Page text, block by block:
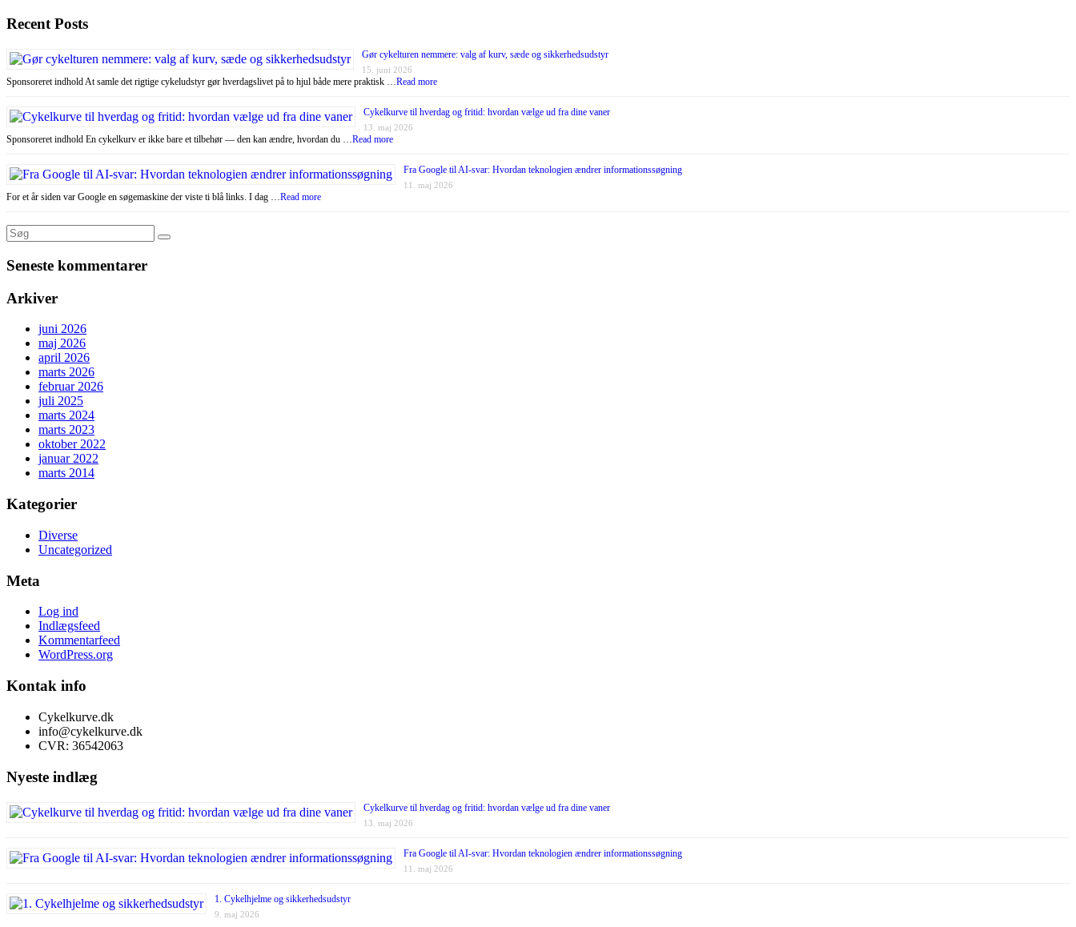
Recent Posts
Gør cykelturen nemmere: valg af kurv, sæde og sikkerhedsudstyr
15. juni 2026
Sponsoreret indhold At samle det rigtige cykeludstyr gør hverdagslivet på to hjul både mere praktisk …Read more
Cykelkurve til hverdag og fritid: hvordan vælge ud fra dine vaner
13. maj 2026
Sponsoreret indhold En cykelkurv er ikke bare et tilbehør — den kan ændre, hvordan du …Read more
Fra Google til AI-svar: Hvordan teknologien ændrer informationssøgning
11. maj 2026
For et år siden var Google en søgemaskine der viste ti blå links. I dag …Read more
Seneste kommentarer
Arkiver
juni 2026
maj 2026
april 2026
marts 2026
februar 2026
juli 2025
marts 2024
marts 2023
oktober 2022
januar 2022
marts 2014
Kategorier
Diverse
Uncategorized
Meta
Log ind
Indlægsfeed
Kommentarfeed
WordPress.org
Kontak info
Cykelkurve.dk
info@cykelkurve.dk
CVR: 36542063
Nyeste indlæg
Cykelkurve til hverdag og fritid: hvordan vælge ud fra dine vaner
13. maj 2026
Fra Google til AI-svar: Hvordan teknologien ændrer informationssøgning
11. maj 2026
1. Cykelhjelme og sikkerhedsudstyr
9. maj 2026